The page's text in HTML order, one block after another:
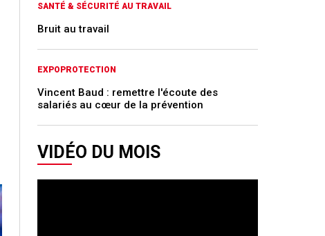
SANTÉ & SÉCURITÉ AU TRAVAIL
Bruit au travail
EXPOPROTECTION
Vincent Baud : remettre l'écoute des
salariés au cœur de la prévention
VIDÉO DU MOIS